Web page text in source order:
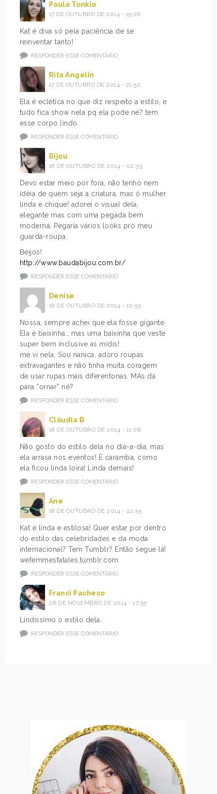
Paula Tonkio
17 DE OUTUBRO DE 2014 - 19:28
Kat é diva só pela paciência de se
reinventar tanto!
RESPONDER ESSE COMENTÁRIO
Rita Angelin
17 DE OUTUBRO DE 2014 - 21:52
Ela é eclética no que diz respeito a estilo, e
tudo fica show nela pq ela pode né? tem
esse corpo lindo.
RESPONDER ESSE COMENTÁRIO
Bijou
18 DE OUTUBRO DE 2014 - 02:33
Devo estar meio por fora, não tenho nem
idéia de quem seja a criatura, mas ô mulher
linda e chique! adorei o visual dela,
elegante mas com uma pegada bem
moderna. Pegaria vários looks pro meu
guarda-roupa.
Beijos!
http://www.baudabijou.com.br/
RESPONDER ESSE COMENTÁRIO
Denise
18 DE OUTUBRO DE 2014 - 10:55
Nossa, sempre achei que ela fosse gigante.
Ela é baixinha… mas uma baixinha que veste
super bem inclusive as midis!
me vi nela. Sou nanica, adoro roupas
extravagantes e não tinha muita coragem
de usar rupas mais diferentonas. MAs dá
para “ornar” né?
RESPONDER ESSE COMENTÁRIO
Cláudia B
18 DE OUTUBRO DE 2014 - 11:08
Não gosto do estilo dela no dia-a-dia, mas
ela arrasa nos eventos! E caramba, como
ela ficou linda loira! Linda demais!
RESPONDER ESSE COMENTÁRIO
Ane
18 DE OUTUBRO DE 2014 - 22:55
Kat é linda e estilosa! Quer estar por dentro
do estilo das celebridades e da moda
internacional? Tem Tumblr? Então segue lá!
wefemmesfatales.tumblr.com
RESPONDER ESSE COMENTÁRIO
Franci Pacheco
06 DE NOVEMBRO DE 2014 - 17:55
Lindíssimo o estilo dela.
RESPONDER ESSE COMENTÁRIO